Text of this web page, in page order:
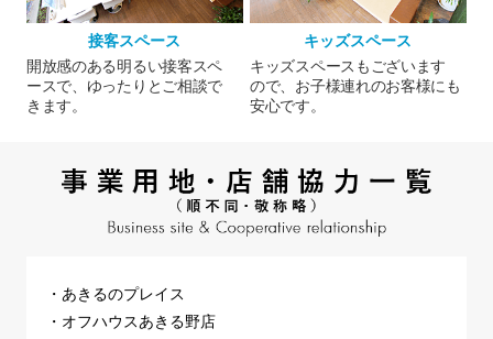
接客スペース
開放感のある明るい接客スペ
ースで、ゆったりとご相談で
きます。
キッズスペース
キッズスペースもございます
ので、お子様連れのお客様にも
安心です。
・あきるのプレイス
・オフハウスあきる野店